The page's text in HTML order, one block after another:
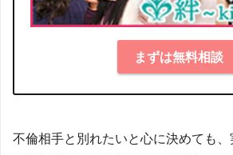
まずは無料相談
不倫相手と別れたいと心に決めても